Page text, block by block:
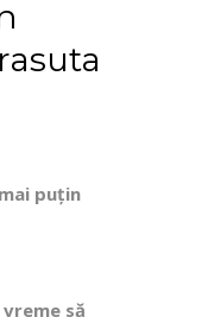
puțin
să